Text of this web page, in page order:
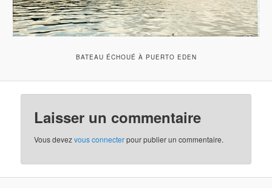
BATEAU ÉCHOUÉ À PUERTO EDEN
Laisser un commentaire
Vous devezvous connecterpour publier un commentaire.